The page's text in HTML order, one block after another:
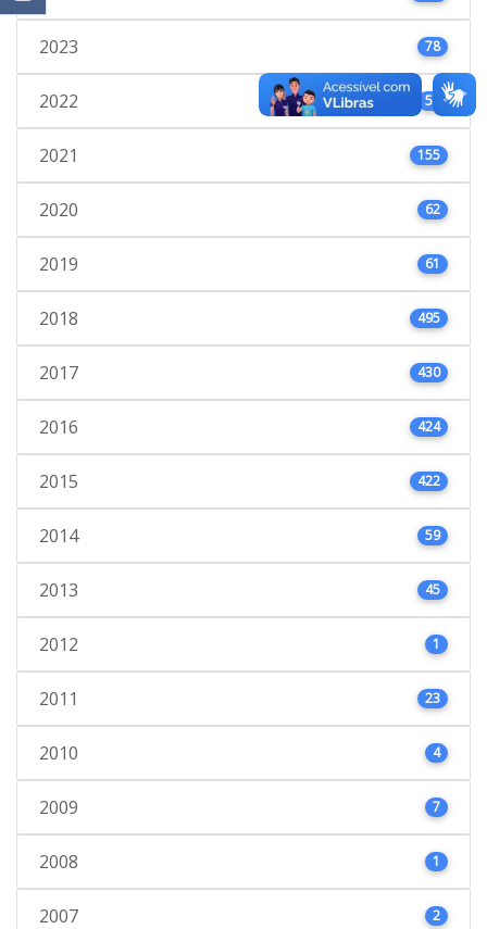
2023 78
2022 53
2021 155
2020 62
2019 61
2018 495
2017 430
2016 424
2015 422
2014 59
2013 45
2012 1
2011 23
2010 4
2009 7
2008 1
2007 2